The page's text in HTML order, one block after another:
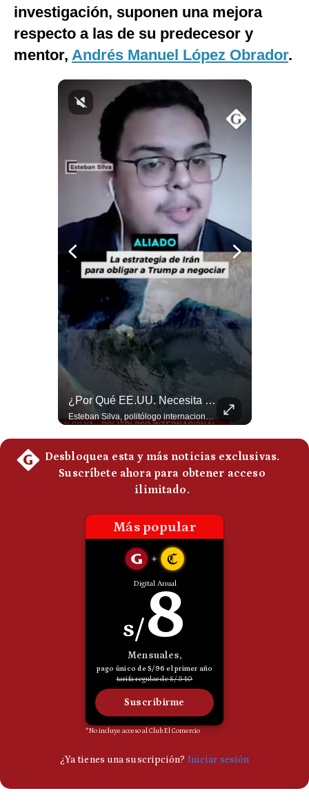
investigación, suponen una mejora
respecto a las de su predecesor y
mentor, Andrés Manuel López Obrador.
¿Por Qué EE.UU. Necesita Desesperadamente Al Golfo? | Gestión Mundo